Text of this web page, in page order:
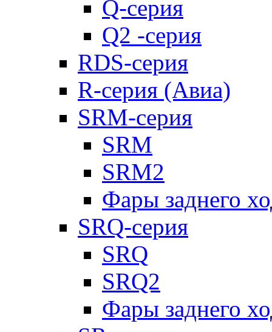
Q-серия
Q2 -серия
RDS-серия
R-серия (Авиа)
SRM-серия
SRM
SRM2
Фары заднего
SRQ-серия
SRQ
SRQ2
Фары заднего